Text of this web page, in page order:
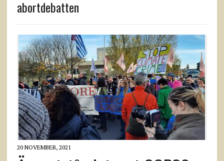
abortdebatten
20 NOVEMBER, 2021